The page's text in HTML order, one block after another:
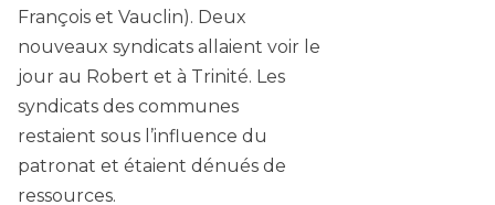
François et Vauclin). Deux
nouveaux syndicats allaient voir le
jour au Robert et à Trinité. Les
syndicats des communes
restaient sous l’influence du
patronat et étaient dénués de
ressources.